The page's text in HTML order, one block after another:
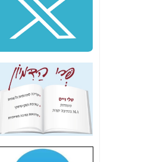
שלמה פילבר (עד
לאחרונה מנכ"ל משרד
התקשורת) - עד
מדינה? הצחקתם
אותי! -
"יש אפליה בחקירה"?
חשיפה: למה השר
משה כחלון לא נחקר
עד היום? -
כאן
הדומה לזו של "תיק
4000" אך בתחום
הסלולר -